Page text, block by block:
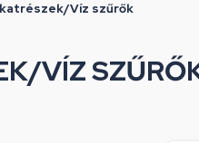
Víz szűrők
VÍZ